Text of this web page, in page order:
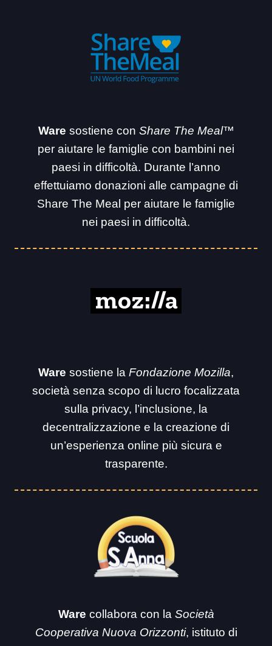
Ware sostiene con Share The Meal™
per aiutare le famiglie con bambini nei
paesi in difficoltà. Durante l’anno
effettuiamo donazioni alle campagne di
Share The Meal per aiutare le famiglie
nei paesi in difficoltà.
Ware sostiene la Fondazione Mozilla,
società senza scopo di lucro focalizzata
sulla privacy, l’inclusione, la
decentralizzazione e la creazione di
un’esperienza online più sicura e
trasparente.
Ware collabora con la Società
Cooperativa Nuova Orizzonti, istituto di